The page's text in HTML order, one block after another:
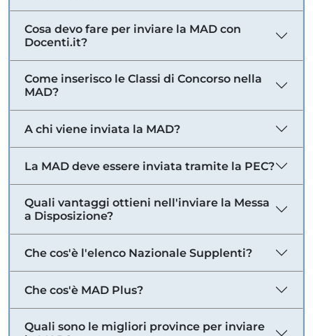
Cosa devo fare per inviare la MAD con
Docenti.it?
Come inserisco le Classi di Concorso nella
MAD?
A chi viene inviata la MAD?
La MAD deve essere inviata tramite la PEC?
Quali vantaggi ottieni nell'inviare la Messa
a Disposizione?
Che cos'è l'elenco Nazionale Supplenti?
Che cos'è MAD Plus?
Quali sono le migliori province per inviare